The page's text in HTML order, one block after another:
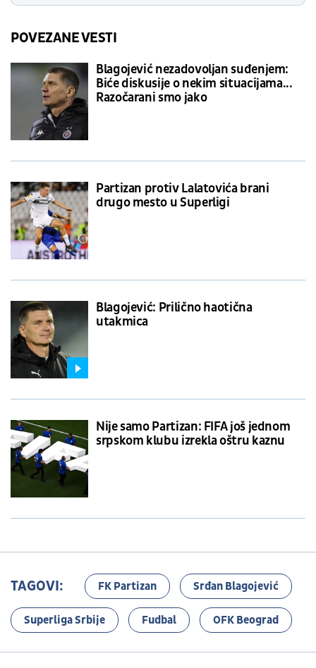
POVEZANE VESTI
Blagojević nezadovoljan suđenjem:
Biće diskusije o nekim situacijama...
Razočarani smo jako
Partizan protiv Lalatovića brani
drugo mesto u Superligi
Blagojević: Prilično haotična
utakmica
Nije samo Partizan: FIFA još jednom
srpskom klubu izrekla oštru kaznu
TAGOVI: FK Partizan Srđan Blagojević
Superliga Srbije Fudbal OFK Beograd